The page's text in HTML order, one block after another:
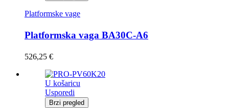
Platformske vage
Platformska vaga BA30C-A6
526,25 €
U košaricu
Usporedi
Brzi pregled